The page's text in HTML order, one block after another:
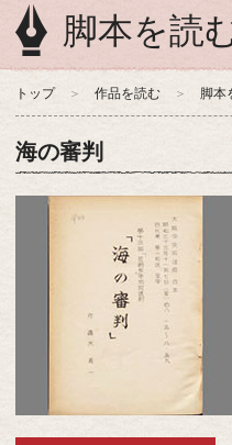
脚本を読
トップ 作品を読む 脚本
海の審判